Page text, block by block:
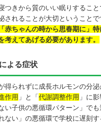
つきから質のいい眠りするこ
されることが大切ということで
赤ちゃんの時から思春期に」
考えてあげる必要があります。
よる症状
得られずに成長ホルモンの分泌
作用 」と「代謝調整作用 」に
い子供の悪循環パターン」でも
ない」の悪循環で学校に遅刻